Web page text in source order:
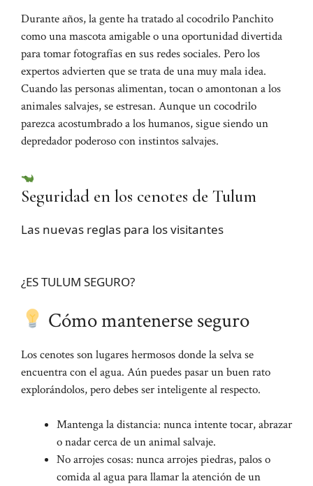
Durante años, la gente ha tratado al cocodrilo Panchito
como una mascota amigable o una oportunidad divertida
para tomar fotografías en sus redes sociales. Pero los
expertos advierten que se trata de una muy mala idea.
Cuando las personas alimentan, tocan o amontonan a los
animales salvajes, se estresan. Aunque un cocodrilo
parezca acostumbrado a los humanos, sigue siendo un
depredador poderoso con instintos salvajes.
Seguridad en los cenotes de Tulum
Las nuevas reglas para los visitantes
¿ES TULUM SEGURO?
Cómo mantenerse seguro
Los cenotes son lugares hermosos donde la selva se
encuentra con el agua. Aún puedes pasar un buen rato
explorándolos, pero debes ser inteligente al respecto.
Mantenga la distancia: nunca intente tocar, abrazar
o nadar cerca de un animal salvaje.
No arrojes cosas: nunca arrojes piedras, palos o
comida al agua para llamar la atención de un